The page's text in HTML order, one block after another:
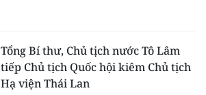
Tổng Bí thư, Chủ tịch nước Tô Lâm
tiếp Chủ tịch Quốc hội kiêm Chủ tịch
Hạ viện Thái Lan